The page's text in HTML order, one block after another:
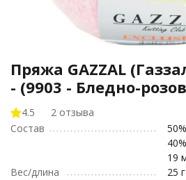
Пряжа GAZZAL
- (9903 - Бледно-
4.5
2 отзыва
Состав
19
Вес/длина
25